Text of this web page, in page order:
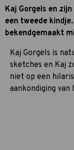
Kaj Gorgels en
een tweede
bekendgemaakt
Kaj Gorgels is
sketches en Kaj
niet op een
aankondiging